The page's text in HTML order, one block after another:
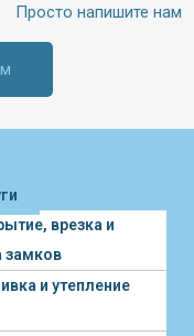
Просто напишите нам
врезка и
замков
и утепление